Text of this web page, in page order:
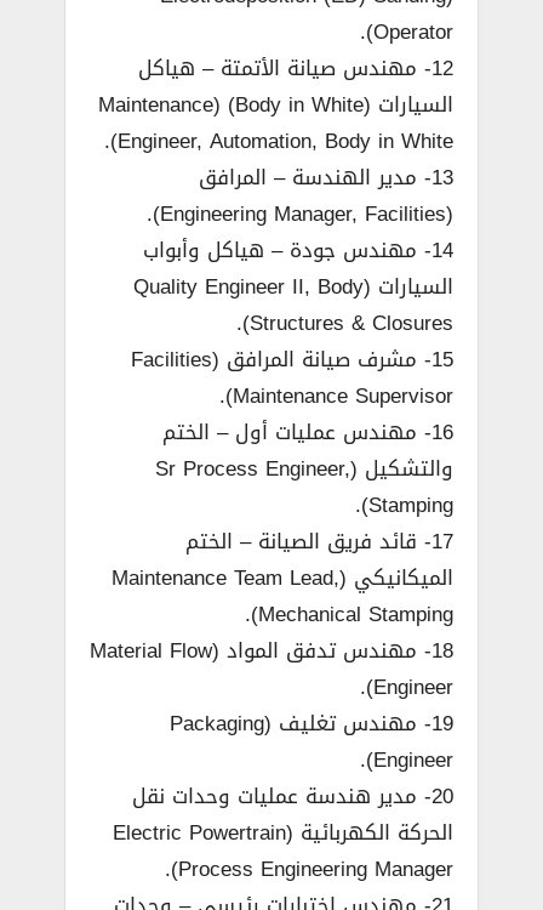
Operator).
12- مهندس صيانة الأتمتة – هياكل
السيارات (Body in White) (Maintenance
Engineer, Automation, Body in White).
13- مدير الهندسة – المرافق
(Engineering Manager, Facilities).
14- مهندس جودة – هياكل وأبواب
السيارات (Quality Engineer II, Body
Structures & Closures).
15- مشرف صيانة المرافق (Facilities
Maintenance Supervisor).
16- مهندس عمليات أول – الختم
والتشكيل (Sr Process Engineer,
Stamping).
17- قائد فريق الصيانة – الختم
الميكانيكي (Maintenance Team Lead,
Mechanical Stamping).
18- مهندس تدفق المواد (Material Flow
Engineer).
19- مهندس تغليف (Packaging
Engineer).
20- مدير هندسة عمليات وحدات نقل
الحركة الكهربائية (Electric Powertrain
Process Engineering Manager).